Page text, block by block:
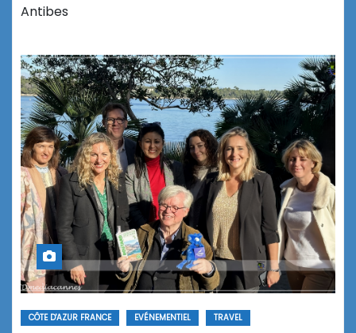
Antibes
CÔTE D'AZUR FRANCE EVÉNEMENTIEL TRAVEL